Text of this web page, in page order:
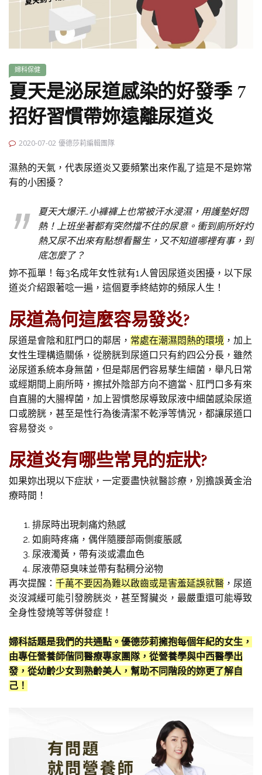
婦科保健
夏天是泌尿道感染的好發季 7
招好習慣帶妳遠離尿道炎
2020-07-02 優德莎莉編輯團隊
濕熱的天氣，代表尿道炎又要頻繁出來作亂了這是不是妳常
有的小困擾？
夏天大爆汗…小褲褲上也常被汗水浸濕，用護墊好悶
熱！上班坐著都有突然擋不住的尿意。衝到廁所好灼
熱又尿不出來有點想看醫生，又不知道哪裡有事，到
底怎麼了？
妳不孤單！每3名成年女性就有1人曾因尿道炎困擾，以下尿
道炎介紹跟著唸一遍，這個夏季終結妳的頻尿人生！
尿道為何這麼容易發炎?
尿道是會陰和肛門口的鄰居， 常處在潮濕悶熱的環境 ，加上
女性生理構造關係，從膀胱到尿道口只有約四公分長，雖然
泌尿道系統本身無菌，但是鄰居們容易孳生細菌，舉凡日常
或經期間上廁所時，擦拭外陰部方向不適當、肛門口多有來
自直腸的大腸桿菌，加上習慣憋尿導致尿液中細菌感染尿道
口或膀胱，甚至是性行為後清潔不乾淨等情況，都讓尿道口
容易發炎。
尿道炎有哪些常見的症狀?
如果妳出現以下症狀，一定要盡快就醫診療，別擔誤黃金治
療時間！
排尿時出現刺痛灼熱感
如廁時疼痛，偶伴隨腰部兩側痠脹感
尿液濁黃，帶有淡或濃血色
尿液帶惡臭味並帶有黏稠分泌物
再次提醒： 千萬不要因為難以啟齒或是害羞延誤就醫 ，尿道
炎沒減緩可能引發膀胱炎，甚至腎臟炎，最嚴重還可能導致
全身性發燒等等併發症！
婦科話題是我們的共通點。優德莎莉擁抱每個年紀的女生，
由專任營養師偕同醫療專家團隊，從營養學與中西醫學出
發，從幼齡少女到熟齡美人，幫助不同階段的妳更了解自
己！